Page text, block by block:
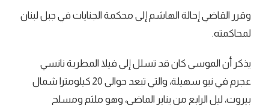
وقرر القاضي إحالة الهاشم إلى محكمة الجنايات في جبل لبنان
لمحاكمته.
يذكر أن الموسى كان قد تسلل إلى فيلا المطربة نانسي
عجرم في نيو سهيلة، والتي تبعد حوالى 20 كيلومترا شمال
بيروت، ليل الرابع من يناير الماضي، وهو ملثم ومسلح